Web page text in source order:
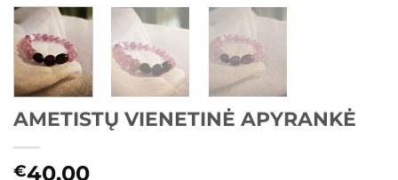
AMETISTŲ VIENETINĖ APYRANKĖ
€40.00